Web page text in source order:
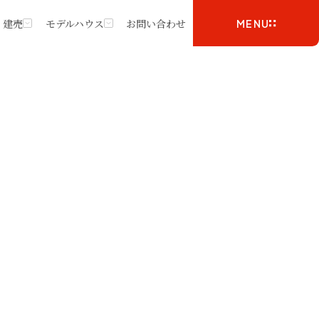
売 モデルハウス お問い合わせ